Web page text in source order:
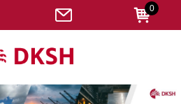
0
忘記密碼